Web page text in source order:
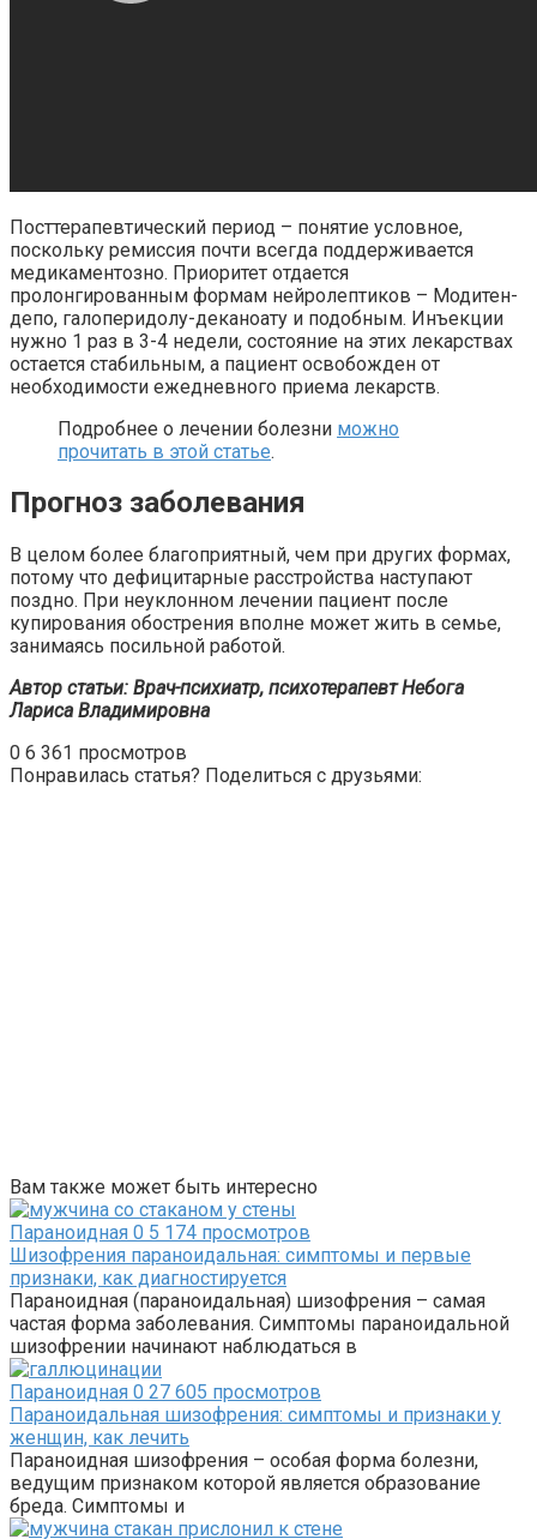
Посттерапевтический период – понятие условное,
поскольку ремиссия почти всегда поддерживается
медикаментозно. Приоритет отдается
пролонгированным формам нейролептиков – Модитен-
депо, галоперидолу-деканоату и подобным. Инъекции
нужно 1 раз в 3-4 недели, состояние на этих лекарствах
остается стабильным, а пациент освобожден от
необходимости ежедневного приема лекарств.
Подробнее о лечении болезни можно
прочитать в этой статье.
Прогноз заболевания
В целом более благоприятный, чем при других формах,
потому что дефицитарные расстройства наступают
поздно. При неуклонном лечении пациент после
купирования обострения вполне может жить в семье,
занимаясь посильной работой.
Автор статьи: Врач-психиатр, психотерапевт Небога
Лариса Владимировна
0 6 361 просмотров
Понравилась статья? Поделиться с друзьями:
Вам также может быть интересно
Параноидная 0 5 174 просмотров
Шизофрения параноидальная: симптомы и первые
признаки, как диагностируется
Параноидная (параноидальная) шизофрения – самая
частая форма заболевания. Симптомы параноидальной
шизофрении начинают наблюдаться в
Параноидная 0 27 605 просмотров
Параноидальная шизофрения: симптомы и признаки у
женщин, как лечить
Параноидная шизофрения – особая форма болезни,
ведущим признаком которой является образование
бреда. Симптомы и